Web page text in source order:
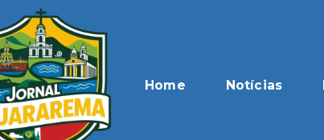
Home Notícias